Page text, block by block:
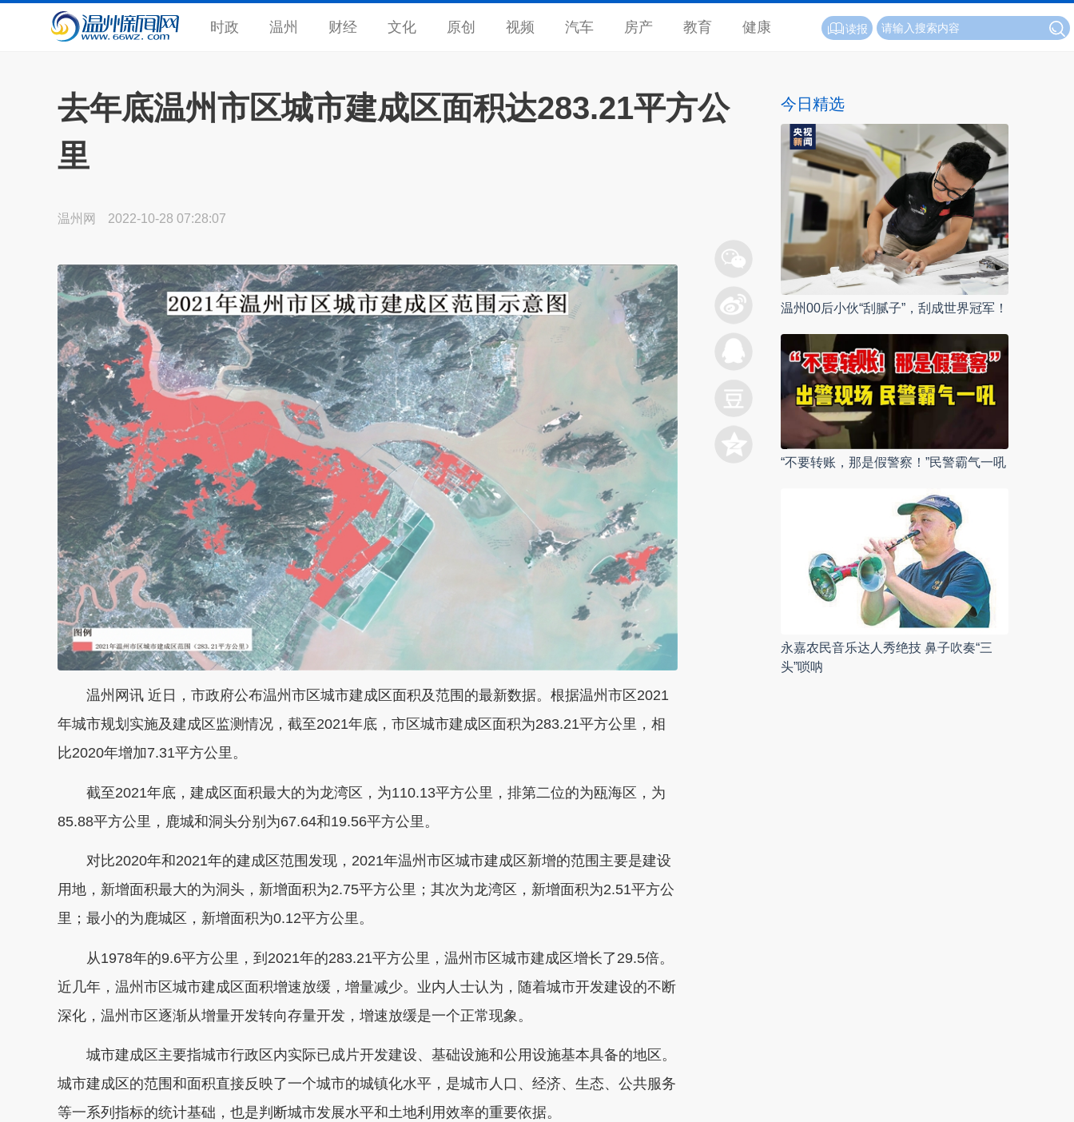
时政 温州 财经 文化 原创 视频 汽车 房产 教育 健康 读报
去年底温州市区城市建成区面积达283.21平方公
里
温州网 2022-10-28 07:28:07
温州网讯 近日，市政府公布温州市区城市建成区面积及范围的最新数据。根据温州市区2021
年城市规划实施及建成区监测情况，截至2021年底，市区城市建成区面积为283.21平方公里，相
比2020年增加7.31平方公里。
截至2021年底，建成区面积最大的为龙湾区，为110.13平方公里，排第二位的为瓯海区，为
85.88平方公里，鹿城和洞头分别为67.64和19.56平方公里。
对比2020年和2021年的建成区范围发现，2021年温州市区城市建成区新增的范围主要是建设
用地，新增面积最大的为洞头，新增面积为2.75平方公里；其次为龙湾区，新增面积为2.51平方公
里；最小的为鹿城区，新增面积为0.12平方公里。
从1978年的9.6平方公里，到2021年的283.21平方公里，温州市区城市建成区增长了29.5倍。
近几年，温州市区城市建成区面积增速放缓，增量减少。业内人士认为，随着城市开发建设的不断
深化，温州市区逐渐从增量开发转向存量开发，增速放缓是一个正常现象。
城市建成区主要指城市行政区内实际已成片开发建设、基础设施和公用设施基本具备的地区。
城市建成区的范围和面积直接反映了一个城市的城镇化水平，是城市人口、经济、生态、公共服务
等一系列指标的统计基础，也是判断城市发展水平和土地利用效率的重要依据。
今日精选
温州00后小伙“刮腻子”，刮成世界冠军！
“不要转账，那是假警察！”民警霸气一吼
永嘉农民音乐达人秀绝技 鼻子吹奏“三
头”唢呐